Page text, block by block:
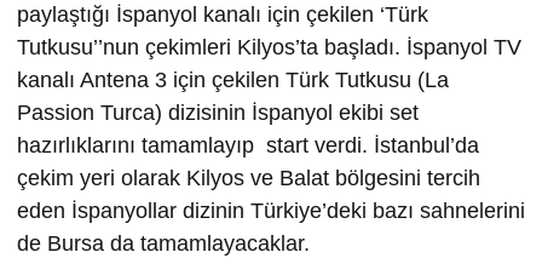
paylaştığı İspanyol kanalı için çekilen ‘Türk
Tutkusu’’nun çekimleri Kilyos’ta başladı. İspanyol TV
kanalı Antena 3 için çekilen Türk Tutkusu (La
Passion Turca) dizisinin İspanyol ekibi set
hazırlıklarını tamamlayıp start verdi. İstanbul’da
çekim yeri olarak Kilyos ve Balat bölgesini tercih
eden İspanyollar dizinin Türkiye’deki bazı sahnelerini
de Bursa da tamamlayacaklar.